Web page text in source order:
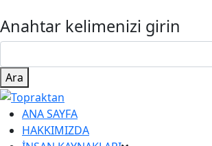
Anahtar kelimenizi girin
Ara
ANA SAYFA
HAKKIMIZDA